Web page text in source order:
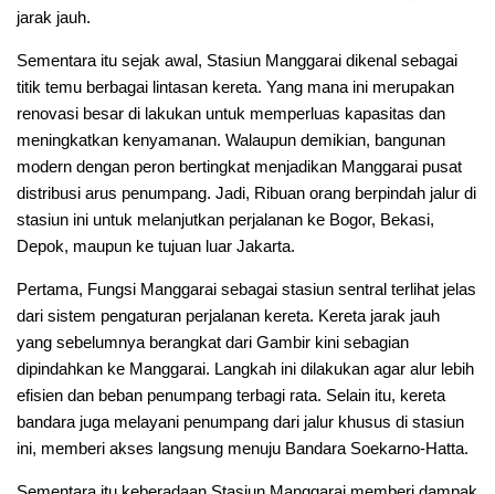
jarak jauh.
Sementara itu sejak awal, Stasiun Manggarai dikenal sebagai
titik temu berbagai lintasan kereta. Yang mana ini merupakan
renovasi besar di lakukan untuk memperluas kapasitas dan
meningkatkan kenyamanan. Walaupun demikian, bangunan
modern dengan peron bertingkat menjadikan Manggarai pusat
distribusi arus penumpang. Jadi, Ribuan orang berpindah jalur di
stasiun ini untuk melanjutkan perjalanan ke Bogor, Bekasi,
Depok, maupun ke tujuan luar Jakarta.
Pertama, Fungsi Manggarai sebagai stasiun sentral terlihat jelas
dari sistem pengaturan perjalanan kereta. Kereta jarak jauh
yang sebelumnya berangkat dari Gambir kini sebagian
dipindahkan ke Manggarai. Langkah ini dilakukan agar alur lebih
efisien dan beban penumpang terbagi rata. Selain itu, kereta
bandara juga melayani penumpang dari jalur khusus di stasiun
ini, memberi akses langsung menuju Bandara Soekarno-Hatta.